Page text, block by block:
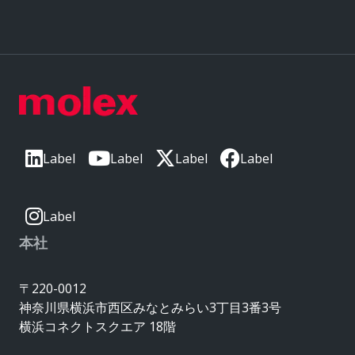
Label Label Label Label
Label
本社
〒220-0012
神奈川県横浜市西区みなとみらい3丁目3番3号
横浜コネクトスクエア 18階